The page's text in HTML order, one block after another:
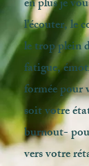
en plus je
l'écouter, le
le trop plein
fatigue,
formée pour
soit votre
burnout-
vers votre